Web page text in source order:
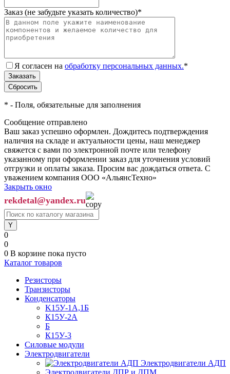
Заказ (не забудьте указать количество)*
Я согласен на обработку персональных данных.*
* - Поля, обязательные для заполнения
Сообщение отправлено
Ваш заказ успешно оформлен. Дождитесь подтверждения
наличия на складе и актуальности цены, наш менеджер
свяжется с вами по электронной почте или телефону
указанному при оформлении заказ для уточнения условий
отгрузки и оплаты заказа. Просим вас дождаться ответа. С
уважением компания ООО «АльянсТехно»
Закрыть окно
rekdetal@yandex.ru
0
0
0 В корзине пока пусто
Каталог товаров
Резисторы
Транзисторы
Конденсаторы
K15У-1А,1Б
К15У-2А
Б
К15У-3
Силовые модули
Электродвигатели
Электродвигатели АДП
Электродвигатели ДПР и ДПМ